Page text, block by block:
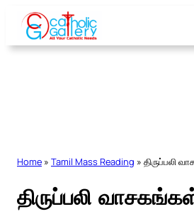
Skip
content
Home » Tamil Mass Reading » திருப்பலி
திருப்பலி